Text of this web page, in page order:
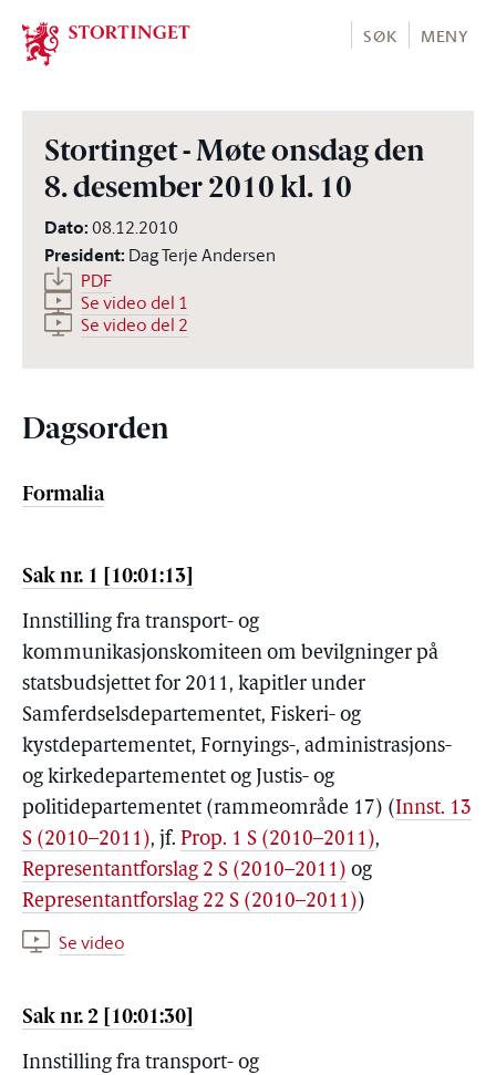
Stortinget.no
SØK MENY
Stortinget - Møte onsdag den
8. desember 2010 kl. 10
Dato:08.12.2010
President: Dag Terje Andersen
PDF
Se video del 1
Se video del 2
Dagsorden
Formalia
Sak nr. 1 [10:01:13]
Innstilling fra transport- og
kommunikasjonskomiteen om bevilgninger på
statsbudsjettet for 2011, kapitler under
Samferdselsdepartementet, Fiskeri- og
kystdepartementet, Fornyings-, administrasjons-
og kirkedepartementet og Justis- og
politidepartementet (rammeområde 17) (Innst. 13
S (2010–2011), jf. Prop. 1 S (2010–2011),
Representantforslag 2 S (2010–2011) og
Representantforslag 22 S (2010–2011))
Se video
Sak nr. 2 [10:01:30]
Innstilling fra transport- og